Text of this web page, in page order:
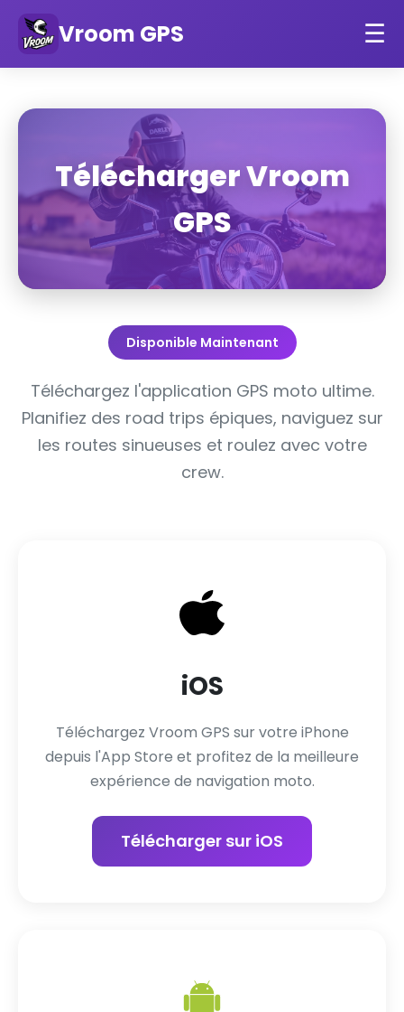
Vroom GPS ☰
Télécharger Vroom
GPS
Disponible Maintenant
Téléchargez l'application GPS moto ultime.
Planifiez des road trips épiques, naviguez sur
les routes sinueuses et roulez avec votre
crew.
iOS
Téléchargez Vroom GPS sur votre iPhone
depuis l'App Store et profitez de la meilleure
expérience de navigation moto.
Télécharger sur iOS